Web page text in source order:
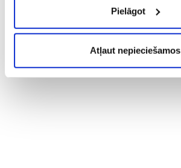
Pielāgot
Atļaut nepieciešamos